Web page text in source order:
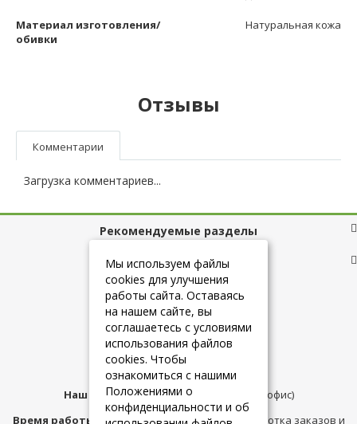
Материал изготовления/
обивки
Натуральная кожа
Отзывы
Комментарии
Загрузка комментариев...
Рекомендуемые разделы
Полезные ссылки
+7 (925) 084-10-60
Наш адрес:Москва,ул.Плещеева д.12 (офис)
Время работы магазина:с 10:00 до 21:00 (обработка заказов и
Мы используем файлы
cookies для улучшения
работы сайта. Оставаясь
на нашем сайте, вы
соглашаетесь с условиями
использования файлов
cookies. Чтобы
ознакомиться с нашими
Положениями о
конфиденциальности и об